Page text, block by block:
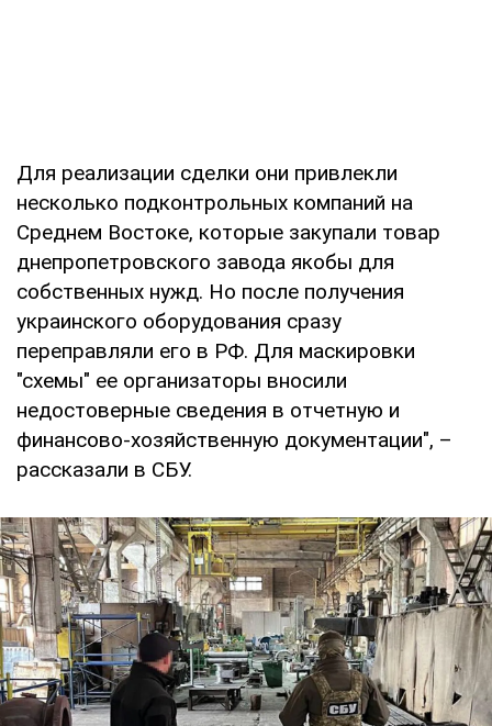
Для реализации сделки они привлекли
несколько подконтрольных компаний на
Среднем Востоке, которые закупали товар
днепропетровского завода якобы для
собственных нужд. Но после получения
украинского оборудования сразу
переправляли его в РФ. Для маскировки
"схемы" ее организаторы вносили
недостоверные сведения в отчетную и
финансово-хозяйственную документации", –
рассказали в СБУ.